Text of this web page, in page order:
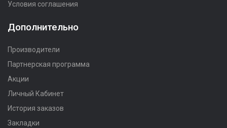
Условия соглашения
Дополнительно
Производители
Партнерская программа
Акции
Личный Кабинет
История заказов
Закладки